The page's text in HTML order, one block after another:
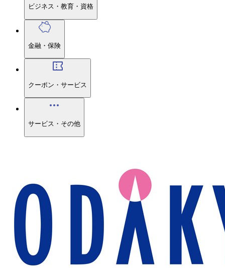
ビジネス・教育・資格
金融・保険
クーポン・サービス
サービス・その他